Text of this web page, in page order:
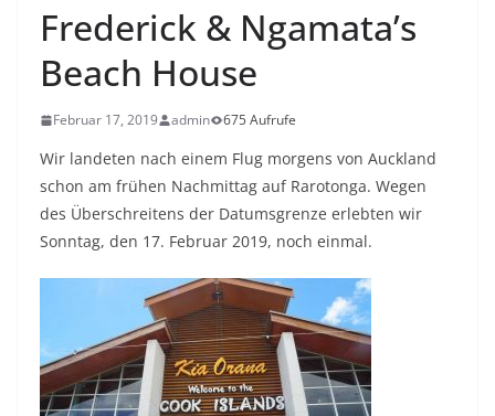
Frederick & Ngamata’s
Beach House
Februar 17, 2019 admin 675 Aufrufe
Wir landeten nach einem Flug morgens von Auckland
schon am frühen Nachmittag auf Rarotonga. Wegen
des Überschreitens der Datumsgrenze erlebten wir
Sonntag, den 17. Februar 2019, noch einmal.